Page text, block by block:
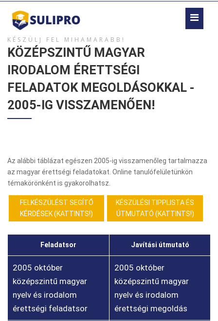
KÉSZÜLJ FEL MIHAMARABB!
KÖZÉPSZINTŰ MAGYAR
IRODALOM ÉRETTSÉGI
FELADATOK MEGOLDÁSOKKAL -
2005-IG VISSZAMENŐEN!
Az alábbi táblázat egészen 2005-ig visszamenőleg tartalmazza
az magyar érettségi feladatokat. Online tanulófelületünkön
témakörönként is gyakorolhatsz.
FELKÉSZÜLÉST SEGÍTŐ
KÉRDÉSEK (KATTINTS!)
KÉSZÜLÉSI TIPPLISTA ÉS
ÚTMUTATÓ (KATTINTS!)
Feladatsor Javítási útmutató
2005 október
középszintű magyar
nyelv és irodalom
érettségi feladatsor
2005 október
középszintű magyar
nyelv és irodalom
érettségi megoldás